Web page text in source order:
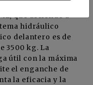
que asciende a
hidráulico
delantero es de
3500 kg. La
útil con la máxima
el enganche de
la eficacia y la